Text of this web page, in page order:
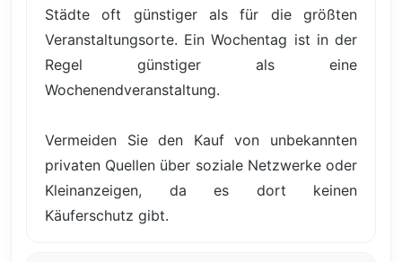
Städte oft günstiger als für die größten
Veranstaltungsorte. Ein Wochentag ist in der
Regel günstiger als eine
Wochenendveranstaltung.
Vermeiden Sie den Kauf von unbekannten
privaten Quellen über soziale Netzwerke oder
Kleinanzeigen, da es dort keinen
Käuferschutz gibt.